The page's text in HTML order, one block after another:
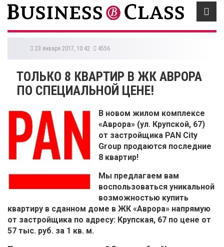
23 января 2017, 10:42 4556
ТОЛЬКО 8 КВАРТИР В ЖК АВРОРА
ПО СПЕЦИАЛЬНОЙ ЦЕНЕ!
В новом жилом комплексе
«Аврора» (ул. Крупской, 67)
от застройщика PAN City
Group продаются последние
8 квартир!
Мы предлагаем вам
воспользоваться уникальной
возможностью купить
квартиру в сданном доме в ЖК «Аврора» напрямую
от застройщика по адресу: Крупская, 67 по цене от
57 тыс. руб. за 1 кв. м.